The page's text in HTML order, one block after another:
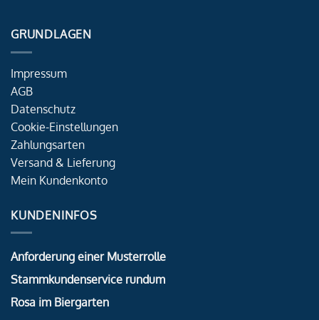
GRUNDLAGEN
Impressum
AGB
Datenschutz
Cookie-Einstellungen
Zahlungsarten
Versand & Lieferung
Mein Kundenkonto
KUNDENINFOS
Anforderung einer Musterrolle
Stammkundenservice rundum
Rosa im Biergarten